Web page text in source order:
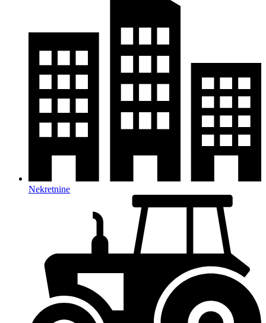
Nekretnine